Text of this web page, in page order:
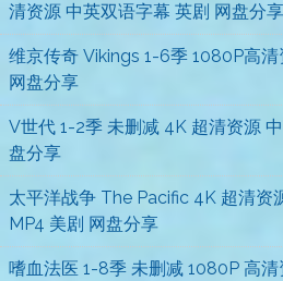
清资源 中英双语字幕 英剧 网盘分享
维京传奇 Vikings 1-6季 1080P高
网盘分享
V世代 1-2季 未删减 4K 超清资源
盘分享
太平洋战争 The Pacific 4K 超清资
MP4 美剧 网盘分享
嗜血法医 1-8季 未删减 1080P 高